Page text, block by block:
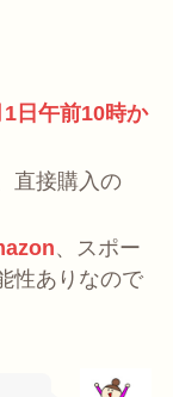
1日午前10時か
直接購入の
、スポー
性ありなので